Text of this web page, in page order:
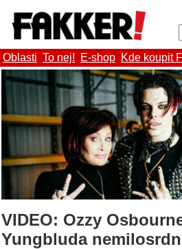
Oblasti To nej! E-shop Kde koupit
VIDEO: Ozzy
Yungbluda